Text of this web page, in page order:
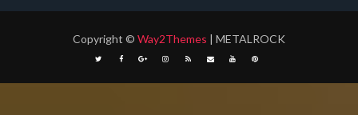
Copyright © Way2Themes | METALROCK